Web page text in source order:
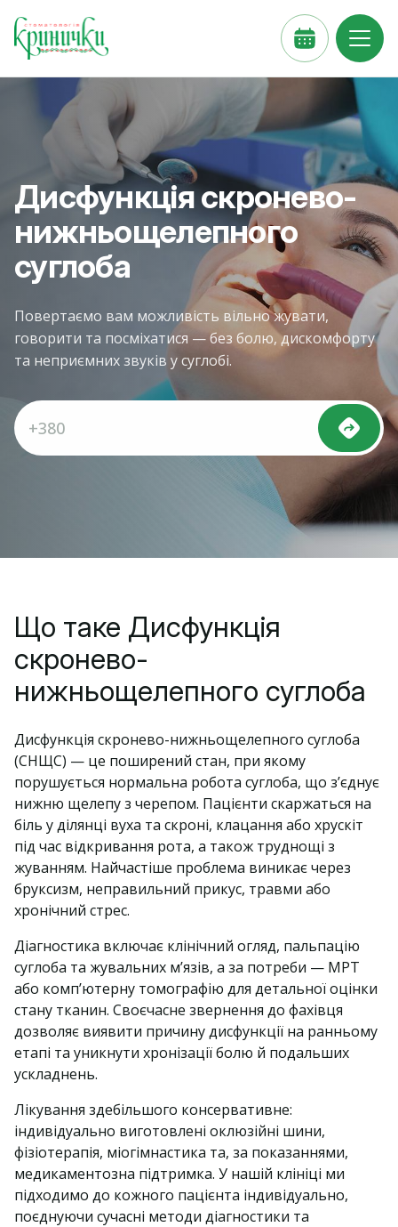
Дисфункція скронево-
нижньощелепного
суглоба
Повертаємо вам можливість вільно жувати,
говорити та посміхатися — без болю, дискомфорту
та неприємних звуків у суглобі.
Що таке Дисфункція
скронево-
нижньощелепного суглоба
Дисфункція скронево-нижньощелепного суглоба
(СНЩС) — це поширений стан, при якому
порушується нормальна робота суглоба, що з’єднує
нижню щелепу з черепом. Пацієнти скаржаться на
біль у ділянці вуха та скроні, клацання або хрускіт
під час відкривання рота, а також труднощі з
жуванням. Найчастіше проблема виникає через
бруксизм, неправильний прикус, травми або
хронічний стрес.
Діагностика включає клінічний огляд, пальпацію
суглоба та жувальних м’язів, а за потреби — МРТ
або комп’ютерну томографію для детальної оцінки
стану тканин. Своєчасне звернення до фахівця
дозволяє виявити причину дисфункції на ранньому
етапі та уникнути хронізації болю й подальших
ускладнень.
Лікування здебільшого консервативне:
індивідуально виготовлені оклюзійні шини,
фізіотерапія, міогімнастика та, за показаннями,
медикаментозна підтримка. У нашій клініці ми
підходимо до кожного пацієнта індивідуально,
поєднуючи сучасні методи діагностики та